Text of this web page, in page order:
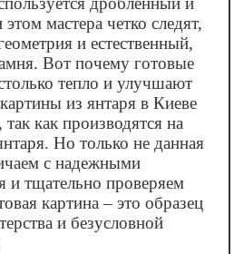
мастера четко следят,
и естественный,
Вот почему готовые
тепло и улучшают
из янтаря в Киеве
как производятся на
Но только не данная
с надежными
и тщательно проверяем
картина – это образец
и безусловной